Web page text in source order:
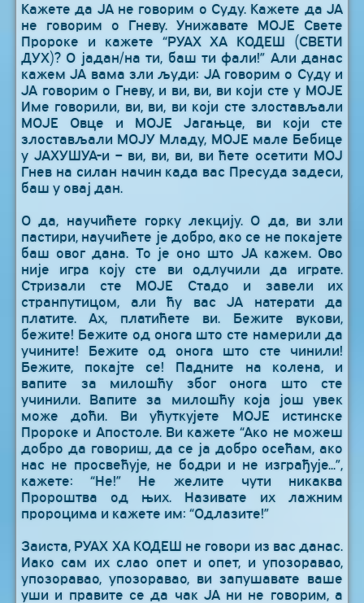
Кажете да ЈА не говорим о Суду. Кажете да ЈА
не говорим о Гневу. Унижавате МОЈЕ Свете
Пророке и кажете “РУАХ ХА КОДЕШ (СВЕТИ
ДУХ)? О јадан/на ти, баш ти фали!” Али данас
кажем ЈА вама зли људи: ЈА говорим о Суду и
ЈА говорим о Гневу, и ви, ви, ви који сте у МОЈЕ
Име говорили, ви, ви, ви који сте злостављали
МОЈЕ Овце и МОЈЕ Јагањце, ви који сте
злостављали МОЈУ Младу, МОЈЕ мале Бебице
у ЈАХУШУА-и – ви, ви, ви, ви ћете осетити МОЈ
Гнев на силан начин када вас Пресуда задеси,
баш у овај дан.
О да, научићете горку лекцију. О да, ви зли
пастири, научићете је добро, ако се не покајете
баш овог дана. То је оно што ЈА кажем. Ово
није игра коју сте ви одлучили да играте.
Стризали сте МОЈЕ Стадо и завели их
странпутицом, али ћу вас ЈА натерати да
платите. Ах, платићете ви. Бежите вукови,
бежите! Бежите од онога што сте намерили да
учините! Бежите од онога што сте чинили!
Бежите, покајте се! Падните на колена, и
вапите за милошћу због онога што сте
учинили. Вапите за милошћу која још увек
може доћи. Ви ућуткујете МОЈЕ истинске
Пророке и Апостоле. Ви кажете “Ако не можеш
добро да говориш, да се ја добро осећам, ако
нас не просвећује, не бодри и не изграђује...”,
кажете: “Не!” Не желите чути никаква
Пророштва од њих. Називате их лажним
пророцима и кажете им: “Одлазите!”
Заиста, РУАХ ХА КОДЕШ не говори из вас данас.
Иако сам их слао опет и опет, и упозоравао,
упозоравао, упозоравао, ви запушавате ваше
уши и правите се да чак ЈА ни не говорим, а